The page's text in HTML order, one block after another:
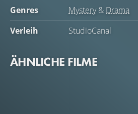
Genres Mystery& Drama
Verleih
StudioCanal
ÄHNLICHE FILME